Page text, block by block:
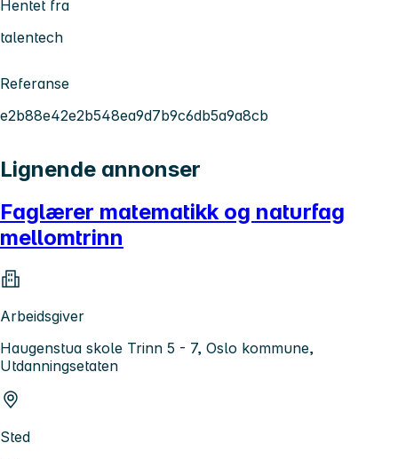
Hentet fra
talentech
Referanse
e2b88e42e2b548ea9d7b9c6db5a9a8cb
Lignende annonser
Faglærer matematikk og naturfag
mellomtrinn
Arbeidsgiver
Haugenstua skole Trinn 5 - 7, Oslo kommune,
Utdanningsetaten
Sted